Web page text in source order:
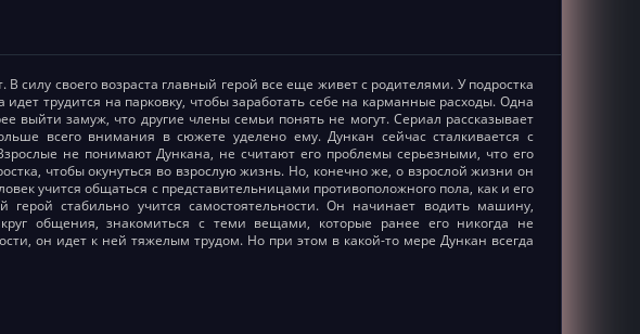
силу своего возраста главный герой все еще живет с родителями. У подростка
трудится на парковку, чтобы заработать себе на карманные расходы. Одна
выйти замуж, что другие члены семьи понять не могут. Сериал рассказывает
всего внимания в сюжете уделено ему. Дункан сейчас сталкивается с
не понимают Дункана, не считают его проблемы серьезными, что его
чтобы окунуться во взрослую жизнь. Но, конечно же, о взрослой жизни он
учится общаться с представительницами противоположного пола, как и его
стабильно учится самостоятельности. Он начинает водить машину,
общения, знакомиться с теми вещами, которые ранее его никогда не
он идет к ней тяжелым трудом. Но при этом в какой-то мере Дункан всегда